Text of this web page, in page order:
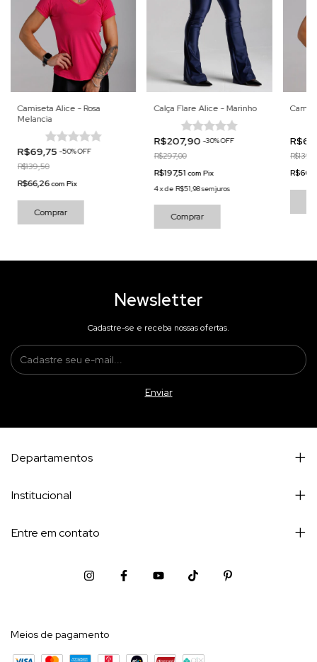
Camiseta Alice - Rosa
Melancia
R$69,75-50%OFF
R$139,50
R$66,26com Pix
Comprar
Calça Flare Alice - Marinho
R$207,90-30%OFF
R$297,00
R$197,51com Pix
4xde R$51,98sem juros
Comprar
Newsletter
Cadastre-se e receba nossas ofertas.
Departamentos
Institucional
Entre em contato
Meios de pagamento